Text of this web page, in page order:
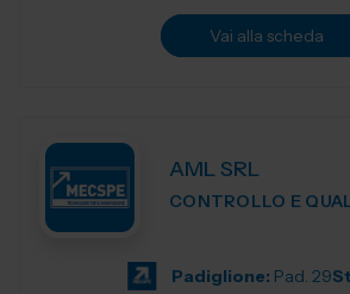
Vai alla scheda
AML SRL
CONTROLLO E
Padiglione: Pad. 29